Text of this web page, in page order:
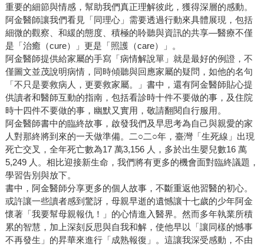
重要的細節與情感，幫助我們真正理解彼此，獲得深層的感動。
阿金醫師讓我們看見「同理心」需要透過行動來具體展現，包括
細微的觀察、和緩的態度、積極的聆聽與資訊的共享—醫療不僅
是「治癒（cure）」更是「照護（care）」。
阿金醫師提供給家屬的手寫「病情解說單」就是最好的例證，不
僅圖文並茂說明病情，同時傾聽與回應家屬的疑問，如他的名句
「不只是要救病人，更要救家屬。」書中，還有阿金醫師貼心提
供讀者和醫師互動的指南，包括看診時十件不要做的事，及住院
時十四件不要做的事，幽默又實用，敬請翻閱自行服用。
阿金醫師書中的臨終故事，啟發我們及早思考為自己與親愛的家
人對那終將到來的一天做準備。二○二○年，臺灣「生死線」出現
死亡交叉，全年死亡數為17 萬3,156 人，多於出生嬰兒數16 萬
5,249 人。相比迎接新生命，我們將有更多的機會面對臨終議題，
學習告別與放下。
書中，阿金醫師分享更多的個人故事，不斷重返他習醫的初心。
或許讓一些讀者感到驚訝，母親早逝的遺憾讓十七歲的少年阿金
懷著「我要幫母親報仇！」的心情進入醫界。然而多年執業所積
累的智慧，加上深刻反思與自我和解，使他早以「讓同樣的憾事
不再發生」的昇華來進行「成熟報復」。這讓我深受感動，不由